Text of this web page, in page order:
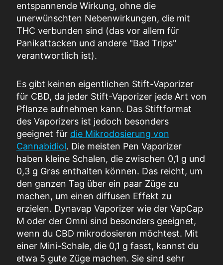
entspannende Wirkung, ohne die
unerwünschten Nebenwirkungen, die mit
THC verbunden sind (das vor allem für
Panikattacken und andere "Bad Trips"
verantwortlich ist).
Es gibt keinen eigentlichen Stift-Vaporizer
für CBD, da jeder Stift-Vaporizer jede Art von
Pflanze aufnehmen kann. Das Stiftformat
des Vaporizers ist jedoch besonders
geeignet für die Mikrodosierung von
Cannabidiol. Die meisten Pen Vaporizer
haben kleine Schalen, die zwischen 0,1 g und
0,3 g Gras enthalten können. Das reicht, um
den ganzen Tag über ein paar Züge zu
machen, um einen diffusen Effekt zu
erzielen. Dynavap Vaporizer wie der VapCap
M oder der Omni sind besonders geeignet,
wenn du CBD mikrodosieren möchtest. Mit
einer Mini-Schale, die 0,1 g fasst, kannst du
etwa 5 gute Züge machen. Sie sind sehr